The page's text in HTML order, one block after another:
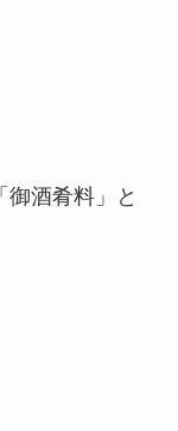
酒肴料」と